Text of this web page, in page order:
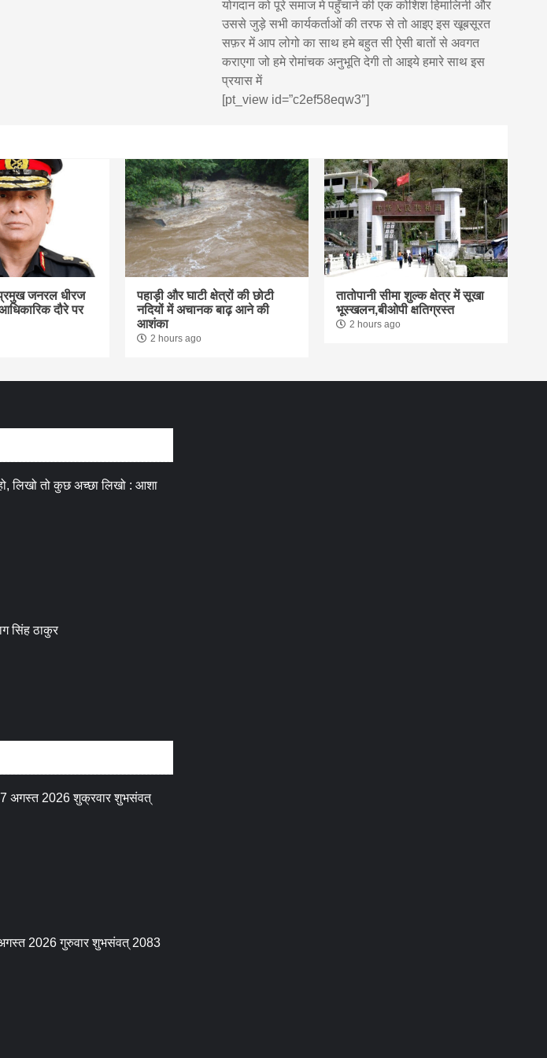
योगदान को पूरे समाज मे पहुँचाने की एक कोशिश हिमालिनी और
उससे जुड़े सभी कार्यकर्ताओं की तरफ से तो आइए इस खूबसूरत
सफ़र में आप लोगो का साथ हमे बहुत सी ऐसी बातों से अवगत
कराएगा जो हमे रोमांचक अनुभूति देगी तो आइये हमारे साथ इस
प्रयास में
[pt_view id=”c2ef58eqw3″]
जनरल धीरज
दौरे पर
पहाड़ी और घाटी क्षेत्रों की छोटी
नदियों में अचानक बाढ़ आने की
आशंका
2 hours ago
तातोपानी सीमा शुल्क क्षेत्र में सूखा
भूस्खलन,बीओपी क्षतिग्रस्त
2 hours ago
लिखो तो कुछ अच्छा लिखो : आशा
सिंह ठाकुर
अगस्त 2026 शुक्रवार शुभसंवत्
आज का पंचांग: आज दिनांक 6 अगस्त 2026 गुरुवार शुभसंवत् 2083